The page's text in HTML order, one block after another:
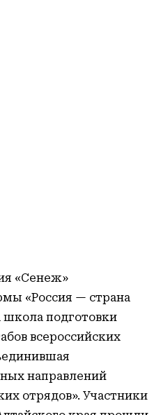
«Сенеж»
«Россия — страна
подготовки
всероссийских
направлений
отрядов». Участники